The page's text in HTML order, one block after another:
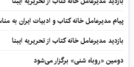
پیام مدیرعامل خانه کتاب و ادبیات ایران به
بازدید مدیرعامل خانه کتاب از تحریریه ایبنا
دومین «روباه شنی» برگزار می‌شود